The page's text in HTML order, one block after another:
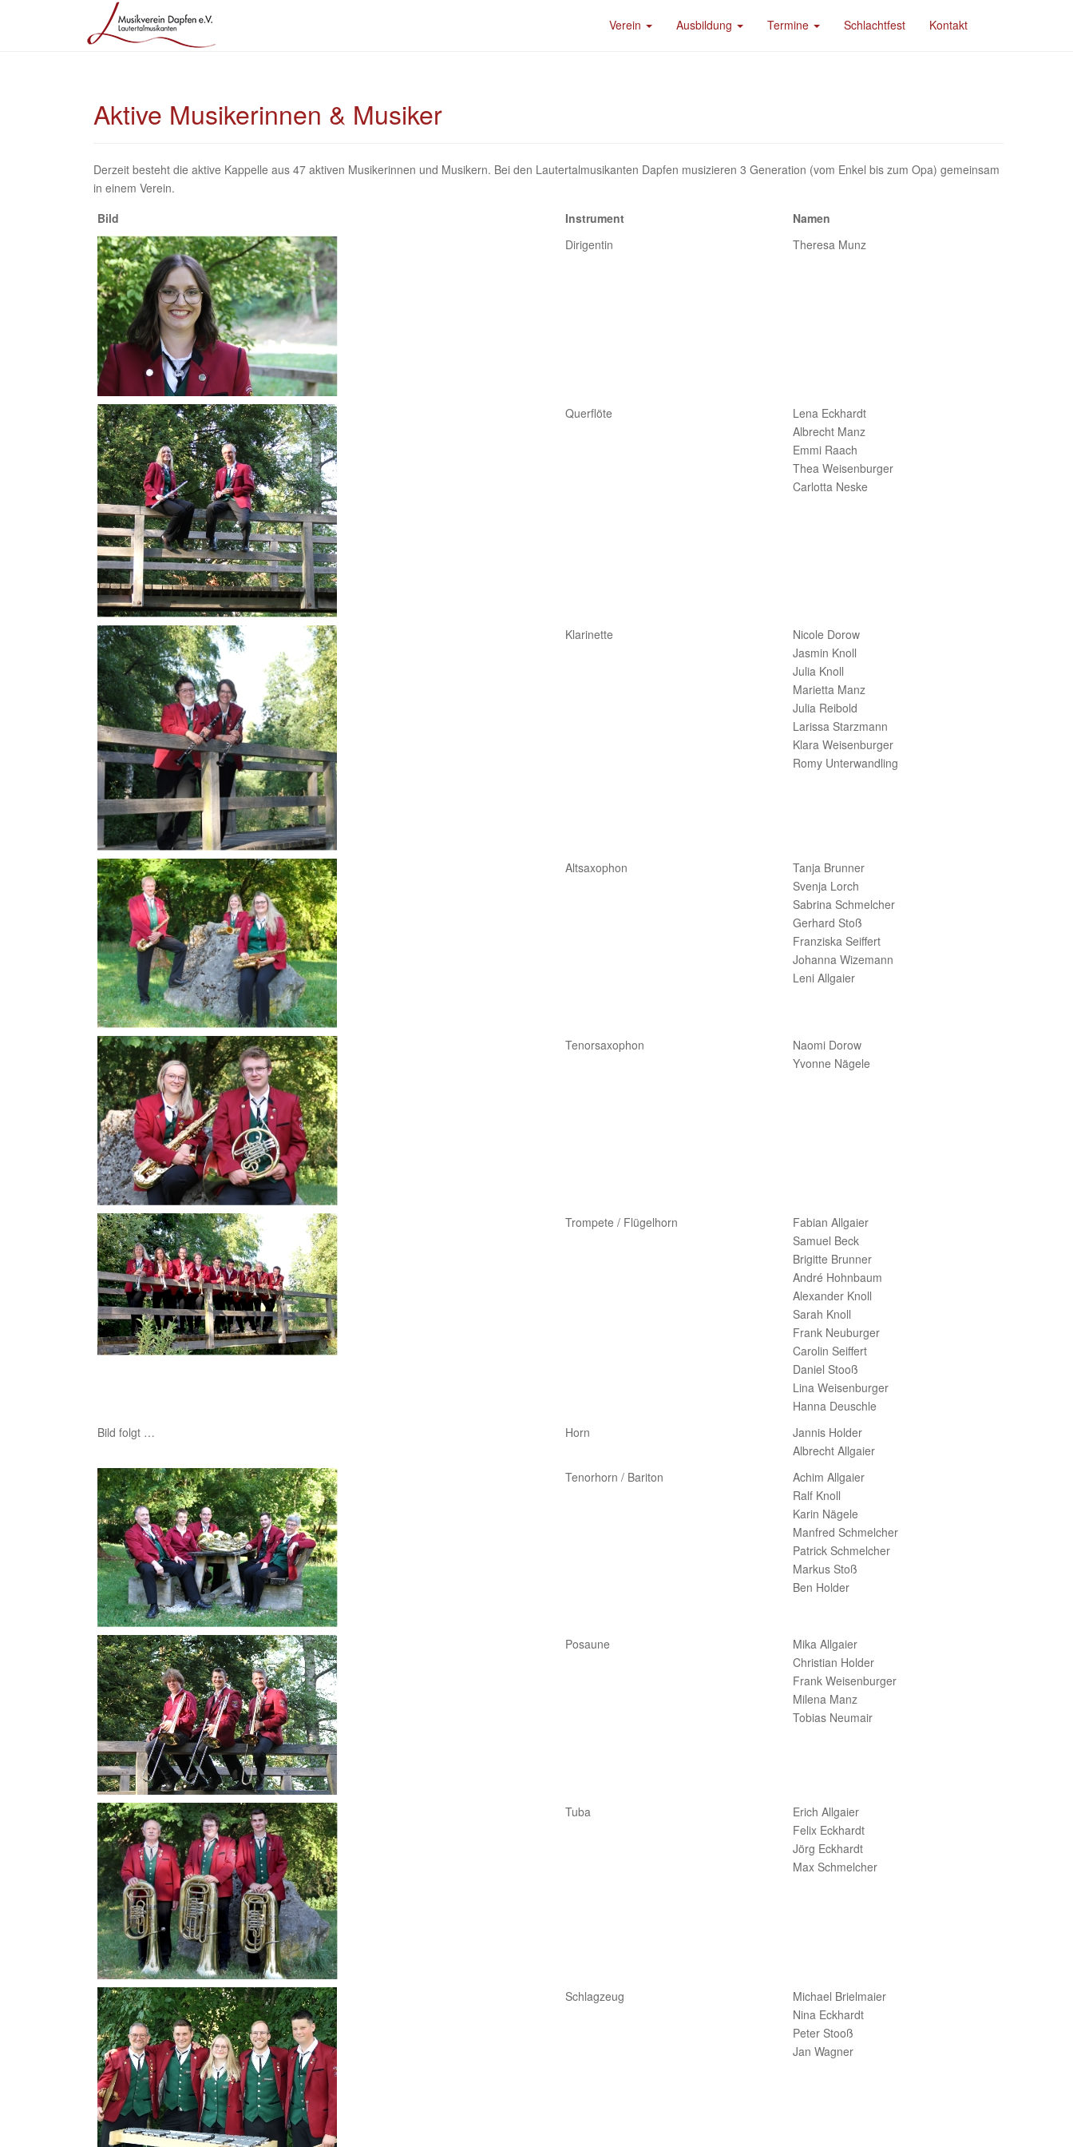
Verein Ausbildung Termine Schlachtfest Kontakt
Aktive Musikerinnen & Musiker
Derzeit besteht die aktive Kappelle aus 47 aktiven Musikerinnen und Musikern. Bei den Lautertalmusikanten Dapfen musizieren 3 Generation (vom Enkel bis zum Opa) gemeinsam
in einem Verein.
Bild
Instrument
Namen
Dirigentin
Theresa Munz
Querflöte
Lena Eckhardt
Albrecht Manz
Emmi Raach
Thea Weisenburger
Carlotta Neske
Klarinette
Nicole Dorow
Jasmin Knoll
Julia Knoll
Marietta Manz
Julia Reibold
Larissa Starzmann
Klara Weisenburger
Romy Unterwandling
Altsaxophon
Tanja Brunner
Svenja Lorch
Sabrina Schmelcher
Gerhard Stoß
Franziska Seiffert
Johanna Wizemann
Leni Allgaier
Tenorsaxophon
Naomi Dorow
Yvonne Nägele
Trompete / Flügelhorn
Fabian Allgaier
Samuel Beck
Brigitte Brunner
André Hohnbaum
Alexander Knoll
Sarah Knoll
Frank Neuburger
Carolin Seiffert
Daniel Stooß
Lina Weisenburger
Hanna Deuschle
Bild folgt …
Horn
Jannis Holder
Albrecht Allgaier
Tenorhorn / Bariton
Achim Allgaier
Ralf Knoll
Karin Nägele
Manfred Schmelcher
Patrick Schmelcher
Markus Stoß
Ben Holder
Posaune
Mika Allgaier
Christian Holder
Frank Weisenburger
Milena Manz
Tobias Neumair
Tuba
Erich Allgaier
Felix Eckhardt
Jörg Eckhardt
Max Schmelcher
Schlagzeug
Michael Brielmaier
Nina Eckhardt
Peter Stooß
Jan Wagner